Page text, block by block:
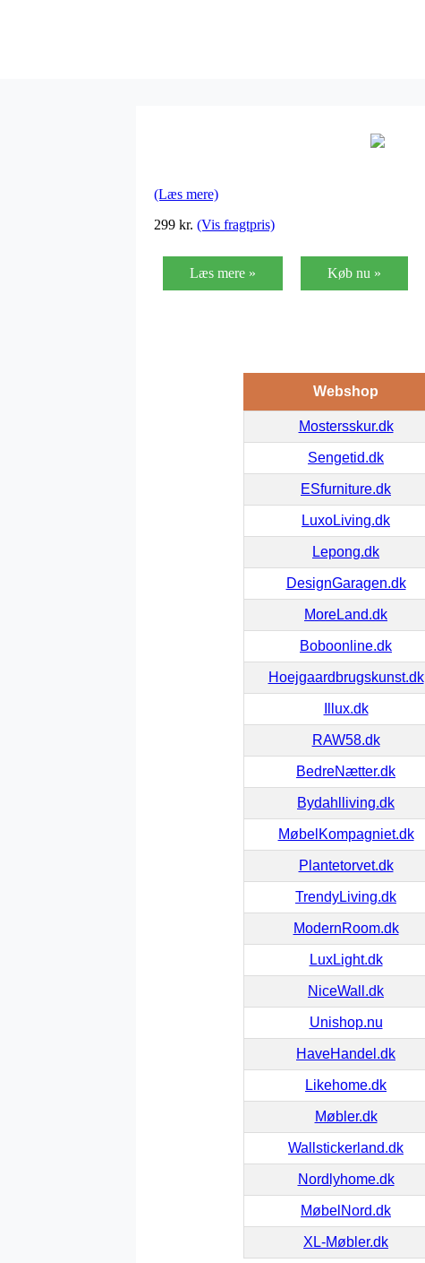
(Læs mere)
299 kr. (Vis fragtpris)
Læs mere » Køb nu »
Webshop
Mostersskur.dk
Sengetid.dk
ESfurniture.dk
LuxoLiving.dk
Lepong.dk
DesignGaragen.dk
MoreLand.dk
Boboonline.dk
Hoejgaardbrugskunst.dk
Illux.dk
RAW58.dk
BedreNætter.dk
Bydahlliving.dk
MøbelKompagniet.dk
Plantetorvet.dk
TrendyLiving.dk
ModernRoom.dk
LuxLight.dk
NiceWall.dk
Unishop.nu
HaveHandel.dk
Likehome.dk
Møbler.dk
Wallstickerland.dk
Nordlyhome.dk
MøbelNord.dk
XL-Møbler.dk